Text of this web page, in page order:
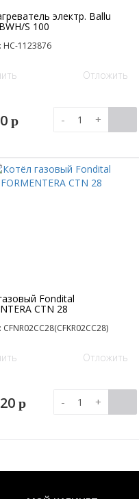
электр. Ballu
S 100
НС-1123876
Отложить
p - +
Fondital
CTN 28
Отложить
p - +